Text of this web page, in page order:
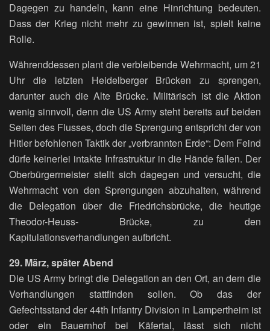
Dagegen zu handeln, kann eine Hinrichtung bedeuten.
Dass der Krieg nicht mehr zu gewinnen ist, spielt keine
Rolle.
Währenddessen plant die verbleibende Wehrmacht, um 21
Uhr die letzten Heidelberger Brücken zu sprengen,
darunter auch die Alte Brücke. Militärisch ist die Aktion
wenig sinnvoll, denn die US Army steht bereits auf beiden
Seiten des Flusses, doch die Sprengung entspricht der von
Hitler befohlenen Taktik der „verbrannten Erde“: Dem Feind
dürfe keinerlei intakte Infrastruktur in die Hände fallen. Der
Oberbürgermeister stellt sich dagegen und versucht, die
Wehrmacht von den Sprengungen abzuhalten, während
die Delegation über die Friedrichsbrücke, die heutige
Theodor-Heuss- Brücke, zu den
Kapitulationsverhandlungen aufbricht.
29. März, später Abend
Die US Army bringt die Delegation an den Ort, an dem die
Verhandlungen stattfinden sollen. Ob das der
Gefechtsstand der 44th Infantry Division in Lampertheim ist
oder ein Bauernhof bei Käfertal, lässt sich nicht